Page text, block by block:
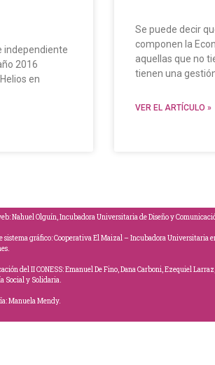
independiente
2016
en
Se puede decir
componen la
aquellas que no
tienen una
VER EL ARTÍCULO »
Nahuel Olguín, Incubadora Universitaria de Diseño y
sistema gráfico: Cooperativa El Maizal – Incubadora Universitaria
del II CONESS: Emanuel De Fino, Dana Carboni, Ezequiel
Social y Solidaria.
Manuela Mendy.